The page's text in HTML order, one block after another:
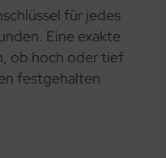
für jedes
Eine exakte
ob hoch oder tief
festgehalten